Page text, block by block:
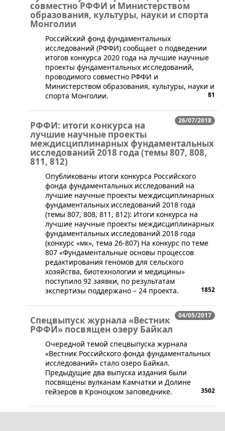
совместно РФФИ и Министерством
образования, культуры, науки и спорта
Монголии
Российский фонд фундаментальных
исследований (РФФИ) сообщает о подведении
итогов конкурса 2020 года на лучшие научные
проекты фундаментальных исследований,
проводимого совместно РФФИ и
Министерством образования, культуры, науки и
спорта Монголии.
81
26/07/2018
РФФИ: итоги конкурса на
лучшие научные проекты
междисциплинарных фундаментальных
исследований 2018 года (темы 807, 808,
811, 812)
​​Опубликованы итоги конкурса Российского
фонда фундаментальных исследований на
лучшие научные проекты междисциплинарных
фундаментальных исследований 2018 года
(темы 807, 808, 811, 812): Итоги конкурса на
лучшие научные проекты междисциплинарных
фундаментальных исследований 2018 года
(конкурс «мк», тема 26-807) На конкурс по теме
807 «Фундаментальные основы процессов
редактирования геномов для сельского
хозяйства, биотехнологии и медицины»
поступило 92 заявки, по результатам
экспертизы поддержано – 24 проекта.
1852
04/05/2017
Спецвыпуск журнала «Вестник
РФФИ» посвящен озеру Байкал
​Очередной темой спецвыпуска журнала
«Вестник Российского фонда фундаментальных
исследований» стало озеро Байкал.
Предыдущие два выпуска издания были
посвящены вулканам Камчатки и Долине
гейзеров в Кроноцком заповеднике.
3502